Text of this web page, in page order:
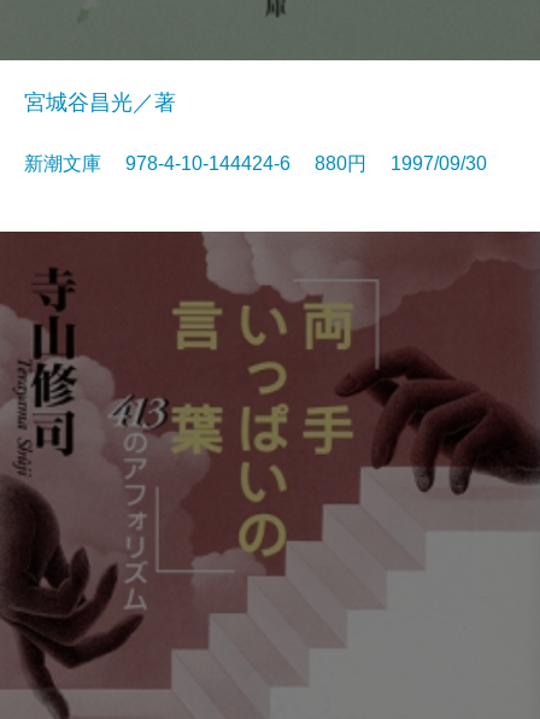
宮城谷昌光／著
新潮文庫 978-4-10-144424-6 880円 1997/09/30